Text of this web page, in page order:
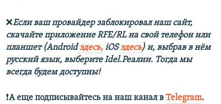
❌Если ваш провайдер заблокировал наш сайт,
скачайте приложение RFE/RL на свой телефон или
планшет (Androidздесь, iOSздесь) и, выбрав в нём
русский язык, выберите Idel.Реалии. Тогда мы
всегда будем доступны!
❗️А еще подписывайтесь на наш канал в Telegram.